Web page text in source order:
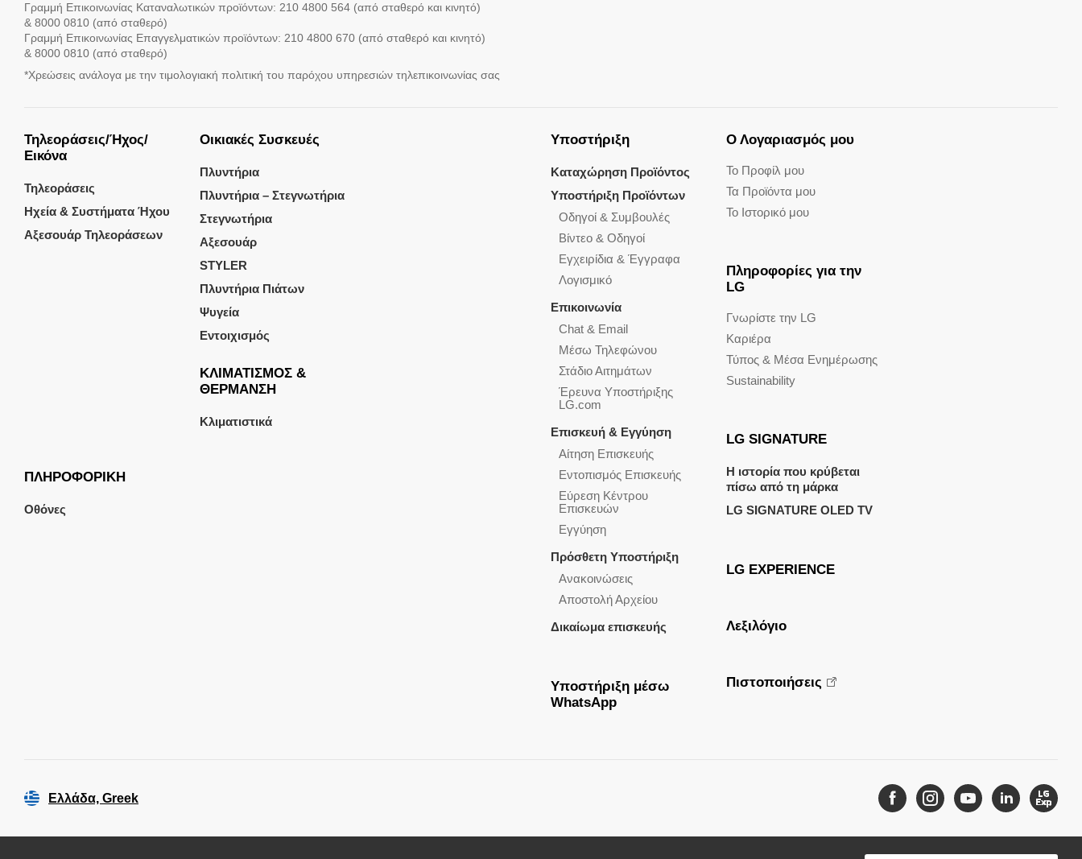
Γραμμή Eπικοινωνίας Καταναλωτικών προϊόντων: 210 4800 564 (από σταθερό και κινητό)
& 8000 0810 (από σταθερό)
Γραμμή Eπικοινωνίας Επαγγελματικών προϊόντων: 210 4800 670 (από σταθερό και κινητό)
& 8000 0810 (από σταθερό)
*Χρεώσεις ανάλογα με την τιμολογιακή πολιτική του παρόχου υπηρεσιών τηλεπικοινωνίας σας
Τηλεοράσεις/Ήχος/
Εικόνα
Τηλεοράσεις
Ηχεία & Συστήματα Ήχου
Αξεσουάρ Τηλεοράσεων
Οικιακές Συσκευές
Πλυντήρια
Πλυντήρια – Στεγνωτήρια
Στεγνωτήρια
Αξεσουάρ
STYLER
Πλυντήρια Πιάτων
Ψυγεία
Εντοιχισμός
ΚΛΙΜΑΤΙΣΜΟΣ &
ΘΕΡΜΑΝΣΗ
Κλιματιστικά
ΠΛΗΡΟΦΟΡΙΚΗ
Οθόνες
Υποστήριξη
Καταχώρηση Προϊόντος
Υποστήριξη Προϊόντων
Οδηγοί & Συμβουλές
Βίντεο & Οδηγοί
Εγχειρίδια & Έγγραφα
Λογισμικό
Επικοινωνία
Chat & Email
Μέσω Τηλεφώνου
Στάδιο Αιτημάτων
Έρευνα Υποστήριξης
LG.com
Επισκευή & Εγγύηση
Αίτηση Επισκευής
Εντοπισμός Επισκευής
Εύρεση Κέντρου
Επισκευών
Εγγύηση
Πρόσθετη Υποστήριξη
Ανακοινώσεις
Αποστολή Αρχείου
Δικαίωμα επισκευής
Υποστήριξη μέσω
WhatsApp
Ο Λογαριασμός μου
Το Προφίλ μου
Τα Προϊόντα μου
Το Ιστορικό μου
Πληροφορίες για την
LG
Γνωρίστε την LG
Καριέρα
Τύπος & Μέσα Ενημέρωσης
Sustainability
LG SIGNATURE
Η ιστορία που κρύβεται
πίσω από τη μάρκα
LG SIGNATURE OLED TV
LG EXPERIENCE
Λεξιλόγιο
Πιστοποιήσεις
Ελλάδα, Greek